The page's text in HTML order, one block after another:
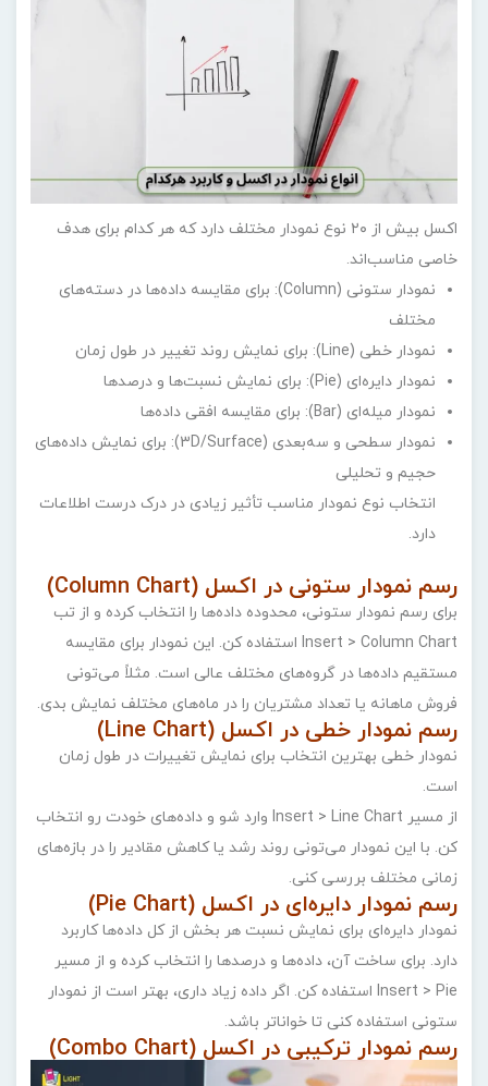
اکسل بیش از ۲۰ نوع نمودار مختلف دارد که هر کدام برای هدف
خاصی مناسب‌اند.
نمودار ستونی (Column): برای مقایسه داده‌ها در دسته‌های
مختلف
نمودار خطی (Line): برای نمایش روند تغییر در طول زمان
نمودار دایره‌ای (Pie): برای نمایش نسبت‌ها و درصدها
نمودار میله‌ای (Bar): برای مقایسه افقی داده‌ها
نمودار سطحی و سه‌بعدی (3D/Surface): برای نمایش داده‌های
حجیم و تحلیلی
انتخاب نوع نمودار مناسب تأثیر زیادی در درک درست اطلاعات
دارد.
رسم نمودار ستونی در اکسل (Column Chart)
برای رسم نمودار ستونی، محدوده داده‌ها را انتخاب کرده و از تب
Insert > Column Chart استفاده کن. این نمودار برای مقایسه
مستقیم داده‌ها در گروه‌های مختلف عالی است. مثلاً می‌تونی
فروش ماهانه یا تعداد مشتریان را در ماه‌های مختلف نمایش بدی.
رسم نمودار خطی در اکسل (Line Chart)
نمودار خطی بهترین انتخاب برای نمایش تغییرات در طول زمان
است.
از مسیر Insert > Line Chart وارد شو و داده‌های خودت رو انتخاب
کن. با این نمودار می‌تونی روند رشد یا کاهش مقادیر را در بازه‌های
زمانی مختلف بررسی کنی.
رسم نمودار دایره‌ای در اکسل (Pie Chart)
نمودار دایره‌ای برای نمایش نسبت هر بخش از کل داده‌ها کاربرد
دارد. برای ساخت آن، داده‌ها و درصدها را انتخاب کرده و از مسیر
Insert > Pie استفاده کن. اگر داده زیاد داری، بهتر است از نمودار
ستونی استفاده کنی تا خواناتر باشد.
رسم نمودار ترکیبی در اکسل (Combo Chart)